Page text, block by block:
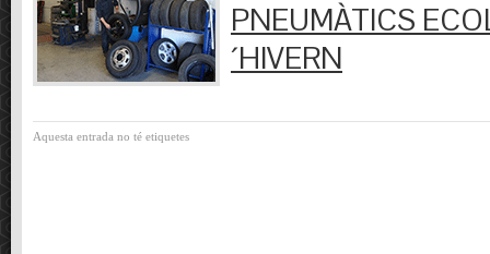
PNEUMÀTICS
´HIVERN
Aquesta entrada no té etiquetes